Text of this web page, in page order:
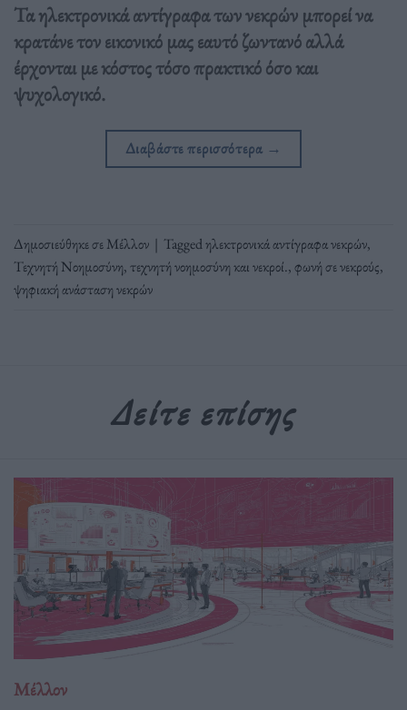
Τα ηλεκτρονικά αντίγραφα των νεκρών μπορεί να
κρατάνε τον εικονικό μας εαυτό ζωντανό αλλά
έρχονται με κόστος τόσο πρακτικό όσο και
ψυχολογικό.
Διαβάστε περισσότερα →
Δημοσιεύθηκε σεΜέλλον | Taggedηλεκτρονικά αντίγραφα νεκρών,
Τεχνητή Νοημοσύνη,τεχνητή νοημοσύνη και νεκροί.,φωνή σε νεκρούς,
ψηφιακή ανάσταση νεκρών
Δείτε επίσης
Μέλλον